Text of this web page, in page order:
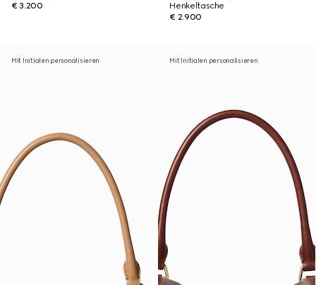
€ 3.200
Henkeltasche
€ 2.900
Mit Initialen personalisieren Mit Initialen personalisieren